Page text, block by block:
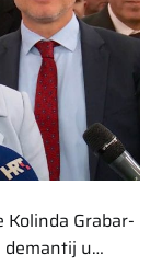
Kolinda Grabar-
demantij u…